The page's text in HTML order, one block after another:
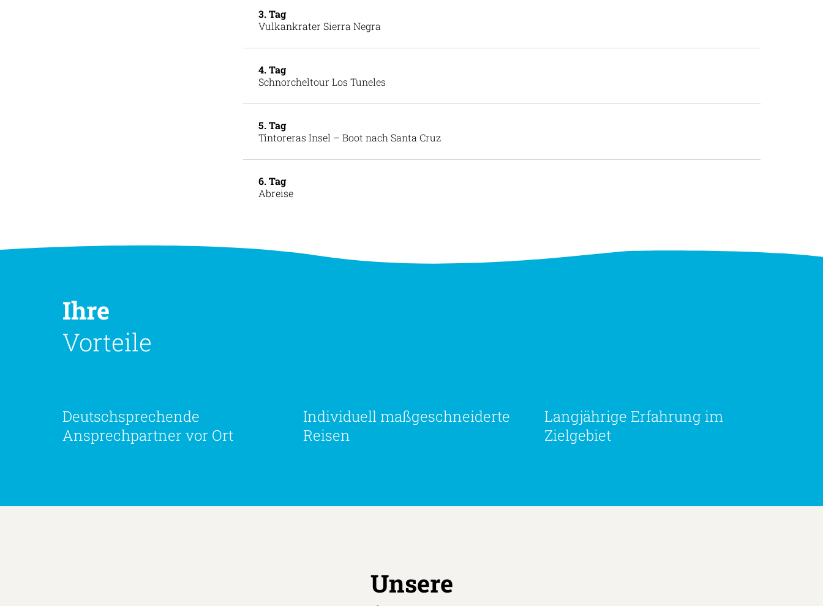
3. Tag
Vulkankrater Sierra Negra
4. Tag
Schnorcheltour Los Tuneles
5. Tag
Tintoreras Insel – Boot nach Santa Cruz
6. Tag
Abreise
Ihre
Vorteile
Deutschsprechende
Ansprechpartner vor Ort
Individuell maßgeschneiderte
Reisen
Langjährige Erfahrung im
Zielgebiet
Unsere